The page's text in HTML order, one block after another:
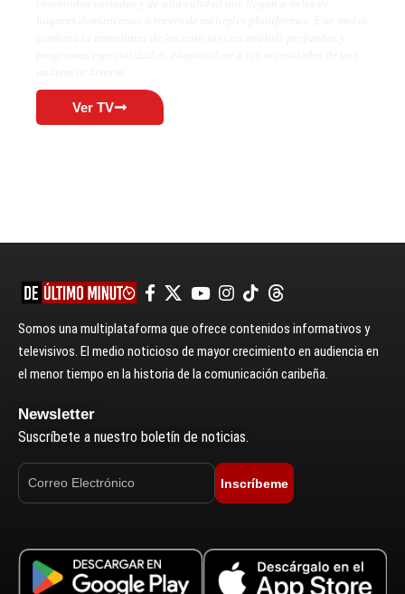
Ver TV
Somos una multiplataforma que ofrece contenidos informativos y
televisivos. El medio noticioso de mayor crecimiento en audiencia en
el menor tiempo en la historia de la comunicación caribeña.
Newsletter
Suscríbete a nuestro boletín de noticias.
Inscríbeme